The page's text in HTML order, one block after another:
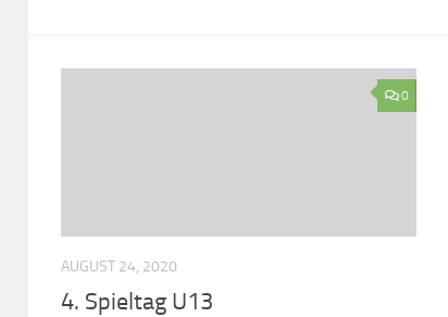
0
AUGUST 24, 2020
4. Spieltag U13